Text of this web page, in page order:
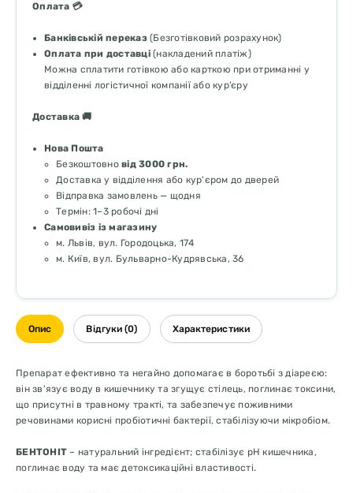
Оплата 💳
Банківській переказ(Безготівковий розрахунок)
Оплата при доставці(накладений платіж)
Можна сплатити готівкою або карткою при отриманні у
відділенні логістичної компанії або кур’єру
Доставка 🚚
Нова Пошта
Безкоштовно від 3000 грн.
Доставка у відділення або кур'єром до дверей
Відправка замовлень — щодня
Термін: 1–3 робочі дні
Самовивіз із магазину
м. Львів, вул. Городоцька, 174
м. Київ, вул. Бульварно-Кудрявська, 36
Опис Відгуки (0) Характеристики
Препарат ефективно та негайно допомагає в боротьбі з діареєю:
він зв'язує воду в кишечнику та згущує стілець, поглинає токсини,
що присутні в травному тракті, та забезпечує поживними
речовинами корисні пробіотичні бактерії, стабілізуючи мікробіом.
БЕНТОНІТ – натуральний інгредієнт; стабілізує pH кишечника,
поглинає воду та має детоксикаційні властивості.